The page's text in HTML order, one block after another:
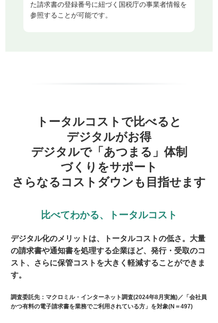
た請求書の登録番号に紐づく国税庁の事業者情報を
参照することが可能です。
トータルコストで比べると
デジタルがお得
デジタルで「あつまる」体制
づくりをサポート
さらなるコストダウンも 目指せます
比べてわかる、トータルコスト
デジタル化のメリットは、トータルコストの低さ。大量
の請求書や通知書を処理する企業ほど、発行・受取のコ
スト、さらに保管コストを大きく軽減することができま
す。
調査委託先：マクロミル・インターネット調査(2024年8月実施)／「会社員
かつ有料の電子請求書を業務でご利用されている方」を対象(N＝497)